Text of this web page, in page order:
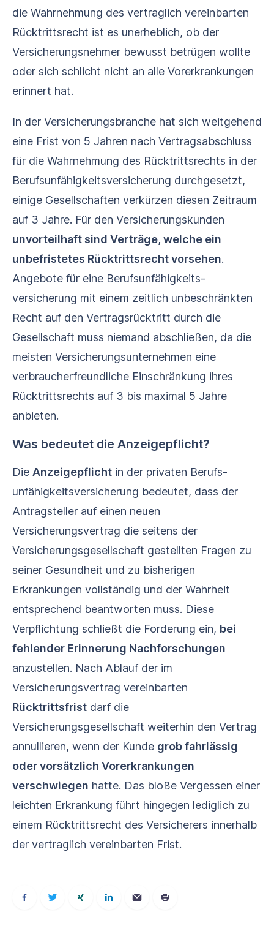
die Wahrnehmung des vertraglich vereinbarten
Rücktrittsrecht ist es unerheblich, ob der
Versicherungsnehmer bewusst betrügen wollte
oder sich schlicht nicht an alle Vorerkrankungen
erinnert hat.
In der Versicherungsbranche hat sich weitgehend
eine Frist von 5 Jahren nach Vertragsabschluss
für die Wahrnehmung des Rücktrittsrechts in der
Berufs­unfähigkeits­versicherung durchgesetzt,
einige Gesellschaften verkürzen diesen Zeitraum
auf 3 Jahre. Für den Versicherungskunden
unvorteilhaft sind Verträge, welche ein
unbefristetes Rücktrittsrecht vorsehen.
Angebote für eine Berufs­unfähigkeits­
versicherung mit einem zeitlich unbeschränkten
Recht auf den Vertragsrücktritt durch die
Gesellschaft muss niemand abschließen, da die
meisten Versicherungsunternehmen eine
verbraucherfreundliche Einschränkung ihres
Rücktrittsrechts auf 3 bis maximal 5 Jahre
anbieten.
Was bedeutet die Anzeigepflicht?
Die Anzeigepflicht in der privaten Berufs­
unfähigkeits­versicherung bedeutet, dass der
Antragsteller auf einen neuen
Versicherungsvertrag die seitens der
Versicherungsgesellschaft gestellten Fragen zu
seiner Gesundheit und zu bisherigen
Erkrankungen vollständig und der Wahrheit
entsprechend beantworten muss. Diese
Verpflichtung schließt die Forderung ein, bei
fehlender Erinnerung Nachforschungen
anzustellen. Nach Ablauf der im
Versicherungsvertrag vereinbarten
Rücktrittsfrist darf die
Versicherungsgesellschaft weiterhin den Vertrag
annullieren, wenn der Kunde grob fahrlässig
oder vorsätzlich Vorerkrankungen
verschwiegen hatte. Das bloße Vergessen einer
leichten Erkrankung führt hingegen lediglich zu
einem Rücktrittsrecht des Versicherers innerhalb
der vertraglich vereinbarten Frist.